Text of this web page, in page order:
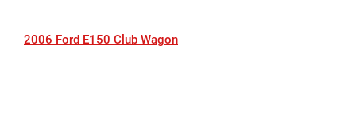
2006 Ford E150 Club Wagon